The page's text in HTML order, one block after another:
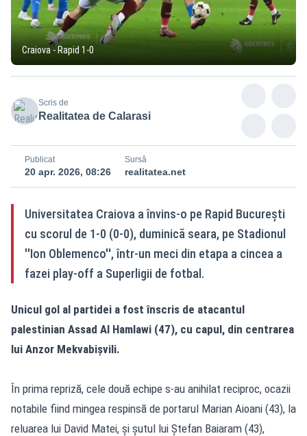
Craiova - Rapid 1-0
Scris de
Realitatea de Calarasi
Publicat
20 apr. 2026, 08:26
Sursă
realitatea.net
Universitatea Craiova a învins-o pe Rapid București
cu scorul de 1-0 (0-0), duminică seara, pe Stadionul
''Ion Oblemenco'', într-un meci din etapa a cincea a
fazei play-off a Superligii de fotbal.
Unicul gol al partidei a fost înscris de atacantul
palestinian Assad Al Hamlawi (47), cu capul, din centrarea
lui Anzor Mekvabișvili.
În prima repriză, cele două echipe s-au anihilat reciproc, ocazii
notabile fiind mingea respinsă de portarul Marian Aioani (43), la
reluarea lui David Matei, și șutul lui Ștefan Baiaram (43),